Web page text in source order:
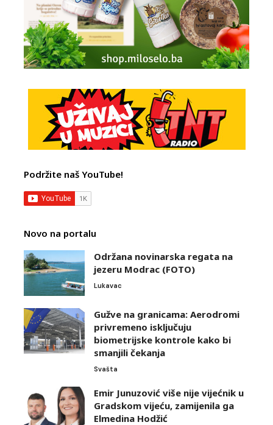
Podržite naš YouTube!
Novo na portalu
Održana novinarska regata na
jezeru Modrac (FOTO)
Lukavac
Gužve na granicama: Aerodromi
privremeno isključuju
biometrijske kontrole kako bi
smanjili čekanja
Svašta
Emir Junuzović više nije vijećnik u
Gradskom vijeću, zamijenila ga
Elmedina Hodžić